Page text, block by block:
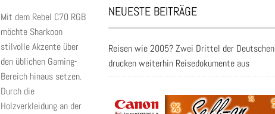
Mit dem Rebel C70 RGB
möchte Sharkoon
stilvolle Akzente über
den üblichen Gaming-
Bereich hinaus setzen.
Durch die
Holzverkleidung an der
NEUESTE BEITRÄGE
Reisen wie 2005? Zwei Drittel der Deutschen
drucken weiterhin Reisedokumente aus